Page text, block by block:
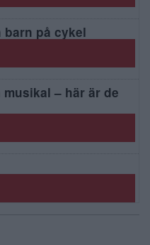
på cykel
– här är de